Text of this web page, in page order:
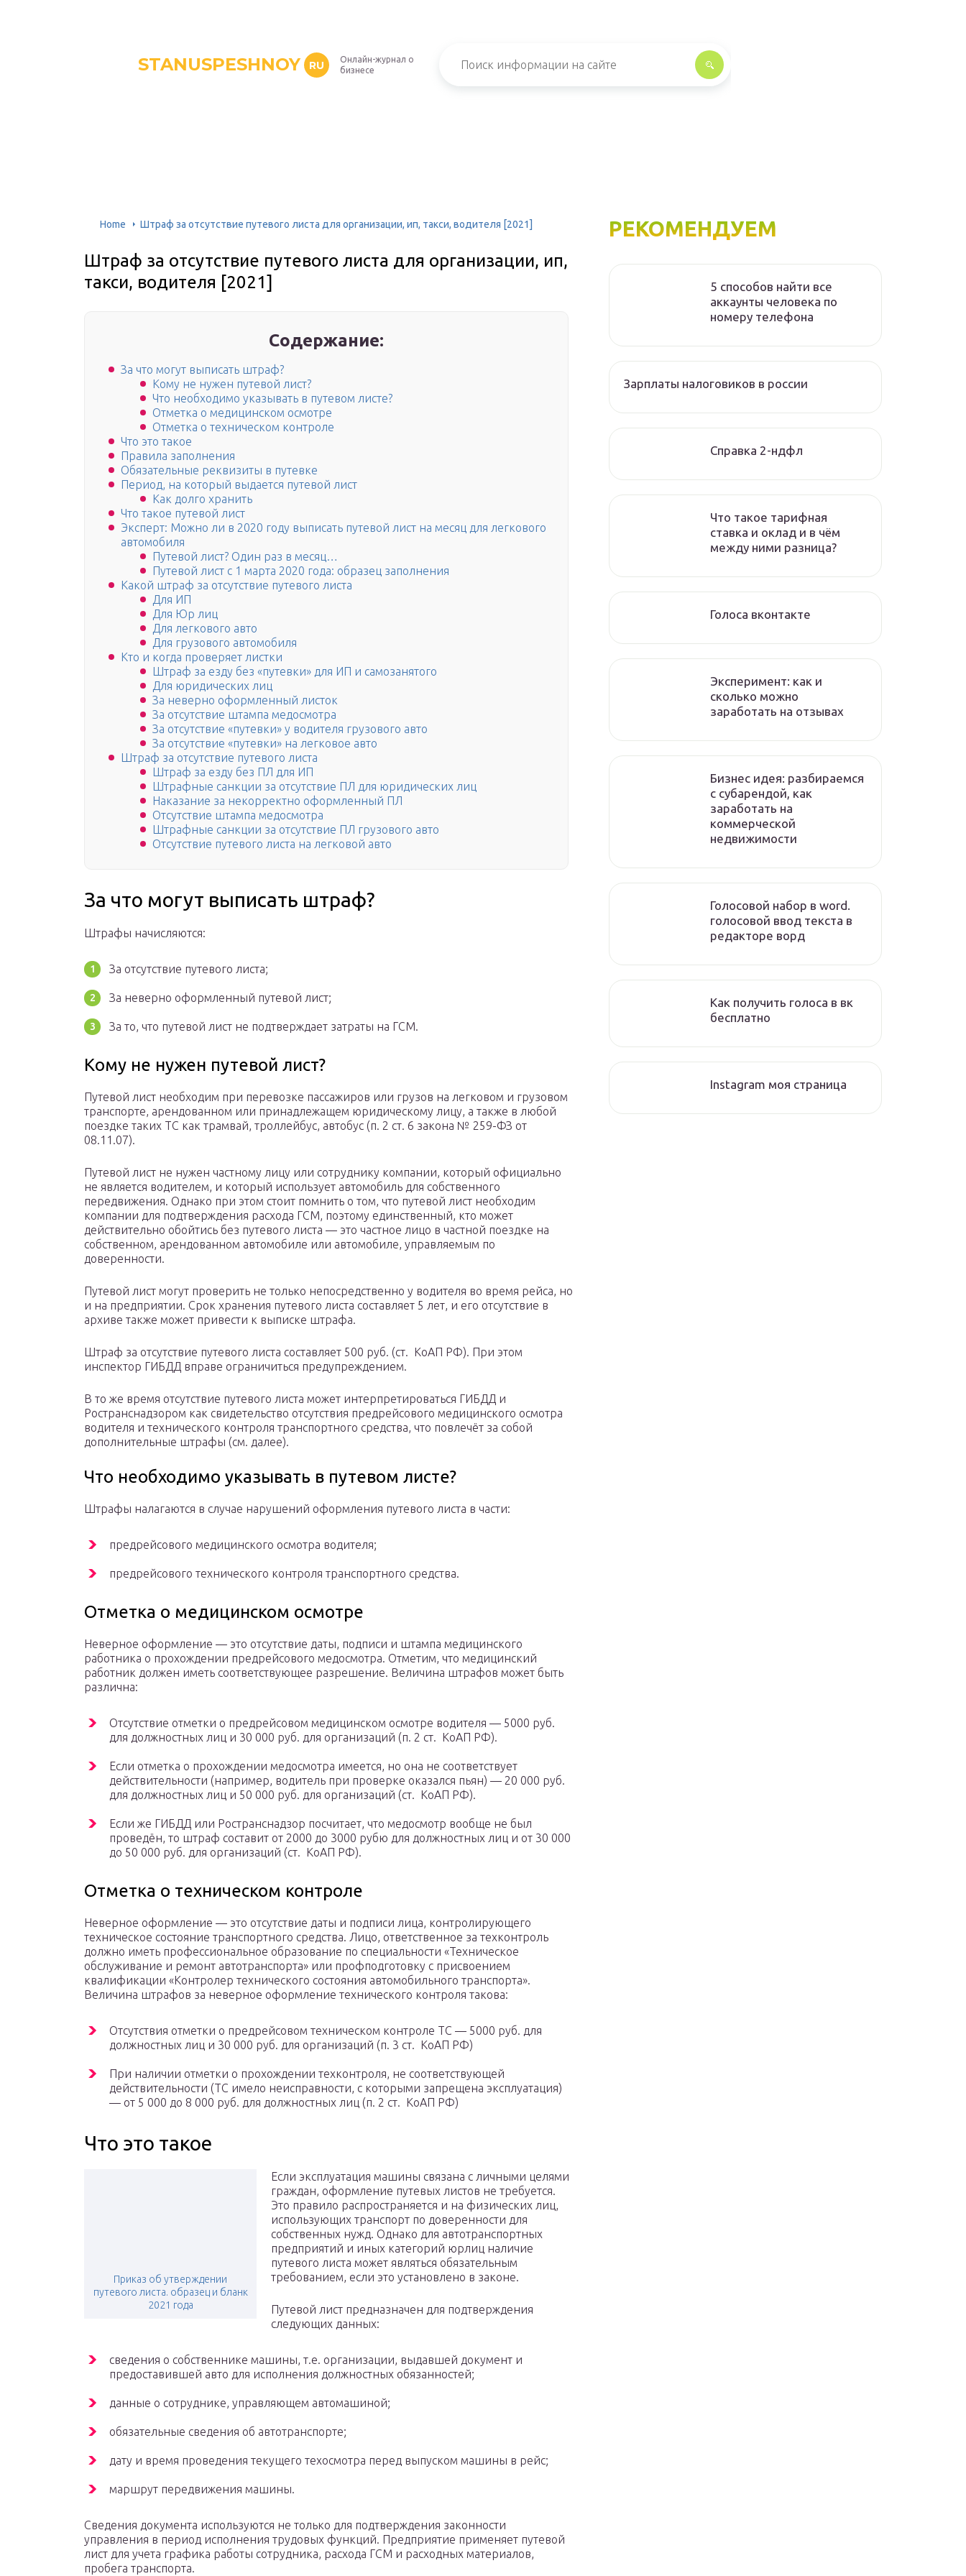
STANUSPESHNOY RU
Онлайн-журнал о
бизнесе
Home Штраф за отсутствие путевого листа для организации, ип, такси, водителя [2021]
Штраф за отсутствие путевого листа для организации, ип,
такси, водителя [2021]
Содержание:
За что могут выписать штраф?
Кому не нужен путевой лист?
Что необходимо указывать в путевом листе?
Отметка о медицинском осмотре
Отметка о техническом контроле
Что это такое
Правила заполнения
Обязательные реквизиты в путевке
Период, на который выдается путевой лист
Как долго хранить
Что такое путевой лист
Эксперт: Можно ли в 2020 году выписать путевой лист на месяц для легкового
автомобиля
Путевой лист? Один раз в месяц…
Путевой лист с 1 марта 2020 года: образец заполнения
Какой штраф за отсутствие путевого листа
Для ИП
Для Юр лиц
Для легкового авто
Для грузового автомобиля
Кто и когда проверяет листки
Штраф за езду без «путевки» для ИП и самозанятого
Для юридических лиц
За неверно оформленный листок
За отсутствие штампа медосмотра
За отсутствие «путевки» у водителя грузового авто
За отсутствие «путевки» на легковое авто
Штраф за отсутствие путевого листа
Штраф за езду без ПЛ для ИП
Штрафные санкции за отсутствие ПЛ для юридических лиц
Наказание за некорректно оформленный ПЛ
Отсутствие штампа медосмотра
Штрафные санкции за отсутствие ПЛ грузового авто
Отсутствие путевого листа на легковой авто
За что могут выписать штраф?
Штрафы начисляются:
За отсутствие путевого листа;
За неверно оформленный путевой лист;
За то, что путевой лист не подтверждает затраты на ГСМ.
Кому не нужен путевой лист?
Путевой лист необходим при перевозке пассажиров или грузов на легковом и грузовом
транспорте, арендованном или принадлежащем юридическому лицу, а также в любой
поездке таких ТС как трамвай, троллейбус, автобус (п. 2 ст. 6 закона № 259-ФЗ от
08.11.07).
Путевой лист не нужен частному лицу или сотруднику компании, который официально
не является водителем, и который использует автомобиль для собственного
передвижения. Однако при этом стоит помнить о том, что путевой лист необходим
компании для подтверждения расхода ГСМ, поэтому единственный, кто может
действительно обойтись без путевого листа — это частное лицо в частной поездке на
собственном, арендованном автомобиле или автомобиле, управляемым по
доверенности.
Путевой лист могут проверить не только непосредственно у водителя во время рейса, но
и на предприятии. Срок хранения путевого листа составляет 5 лет, и его отсутствие в
архиве также может привести к выписке штрафа.
Штраф за отсутствие путевого листа составляет 500 руб. (ст. КоАП РФ). При этом
инспектор ГИБДД вправе ограничиться предупреждением.
В то же время отсутствие путевого листа может интерпретироваться ГИБДД и
Ространснадзором как свидетельство отсутствия предрейсового медицинского осмотра
водителя и технического контроля транспортного средства, что повлечёт за собой
дополнительные штрафы (см. далее).
Что необходимо указывать в путевом листе?
Штрафы налагаются в случае нарушений оформления путевого листа в части:
предрейсового медицинского осмотра водителя;
предрейсового технического контроля транспортного средства.
Отметка о медицинском осмотре
Неверное оформление — это отсутствие даты, подписи и штампа медицинского
работника о прохождении предрейсового медосмотра. Отметим, что медицинский
работник должен иметь соответствующее разрешение. Величина штрафов может быть
различна:
Отсутствие отметки о предрейсовом медицинском осмотре водителя — 5000 руб.
для должностных лиц и 30 000 руб. для организаций (п. 2 ст. КоАП РФ).
Если отметка о прохождении медосмотра имеется, но она не соответствует
действительности (например, водитель при проверке оказался пьян) — 20 000 руб.
для должностных лиц и 50 000 руб. для организаций (ст. КоАП РФ).
Если же ГИБДД или Ространснадзор посчитает, что медосмотр вообще не был
проведён, то штраф составит от 2000 до 3000 рубю для должностных лиц и от 30 000
до 50 000 руб. для организаций (ст. КоАП РФ).
Отметка о техническом контроле
Неверное оформление — это отсутствие даты и подписи лица, контролирующего
техническое состояние транспортного средства. Лицо, ответственное за техконтроль
должно иметь профессиональное образование по специальности «Техническое
обслуживание и ремонт автотранспорта» или профподготовку с присвоением
квалификации «Контролер технического состояния автомобильного транспорта».
Величина штрафов за неверное оформление технического контроля такова:
Отсутствия отметки о предрейсовом техническом контроле ТС — 5000 руб. для
должностных лиц и 30 000 руб. для организаций (п. 3 ст. КоАП РФ)
При наличии отметки о прохождении техконтроля, не соответствующей
действительности (ТС имело неисправности, с которыми запрещена эксплуатация)
— от 5 000 до 8 000 руб. для должностных лиц (п. 2 ст. КоАП РФ)
Что это такое
Приказ об утверждении
путевого листа. образец и бланк
2021 года
Если эксплуатация машины связана с личными целями
граждан, оформление путевых листов не требуется.
Это правило распространяется и на физических лиц,
использующих транспорт по доверенности для
собственных нужд. Однако для автотранспортных
предприятий и иных категорий юрлиц наличие
путевого листа может являться обязательным
требованием, если это установлено в законе.
Путевой лист предназначен для подтверждения
следующих данных:
сведения о собственнике машины, т.е. организации, выдавшей документ и
предоставившей авто для исполнения должностных обязанностей;
данные о сотруднике, управляющем автомашиной;
обязательные сведения об автотранспорте;
дату и время проведения текущего техосмотра перед выпуском машины в рейс;
маршрут передвижения машины.
Сведения документа используются не только для подтверждения законности
управления в период исполнения трудовых функций. Предприятие применяет путевой
лист для учета графика работы сотрудника, расхода ГСМ и расходных материалов,
пробега транспорта.
РЕКОМЕНДУЕМ
5 способов найти все
аккаунты человека по
номеру телефона
Зарплаты налоговиков в россии
Справка 2-ндфл
Что такое тарифная
ставка и оклад и в чём
между ними разница?
Голоса вконтакте
Эксперимент: как и
сколько можно
заработать на отзывах
Бизнес идея: разбираемся
с субарендой, как
заработать на
коммерческой
недвижимости
Голосовой набор в word.
голосовой ввод текста в
редакторе ворд
Как получить голоса в вк
бесплатно
Instagram моя страница